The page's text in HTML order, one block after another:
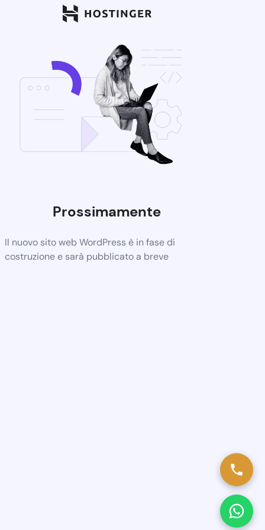
Prossimamente
Il nuovo sito web WordPress è in fase di
costruzione e sarà pubblicato a breve